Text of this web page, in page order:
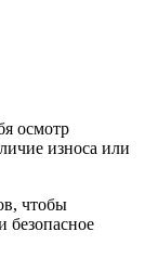
осмотр
износа или
чтобы
безопасное